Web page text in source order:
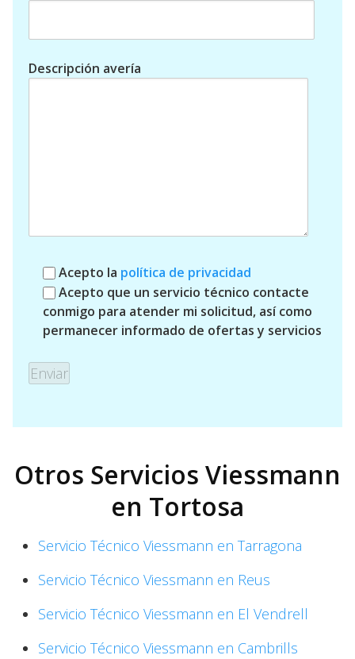
Descripción avería
Acepto la política de privacidad
Acepto que un servicio técnico contacte
conmigo para atender mi solicitud, así como
permanecer informado de ofertas y servicios
Otros Servicios Viessmann
en Tortosa
Servicio Técnico Viessmann en Tarragona
Servicio Técnico Viessmann en Reus
Servicio Técnico Viessmann en El Vendrell
Servicio Técnico Viessmann en Cambrills